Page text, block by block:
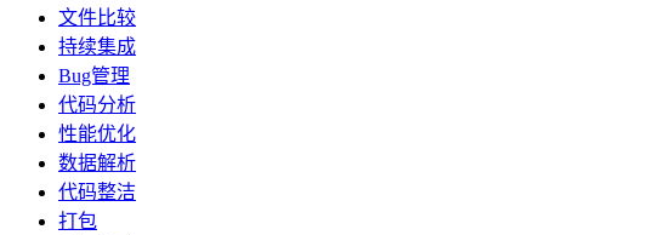
文件比较
持续集成
Bug管理
代码分析
性能优化
数据解析
代码整洁
打包